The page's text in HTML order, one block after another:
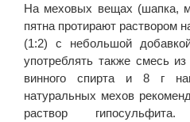
На меховых вещах (шапка,
пятна протирают раствором
(1:2) с небольшой
употреблять также смесь
винного спирта и 8 г
натуральных мехов
раствор